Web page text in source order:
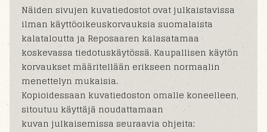
Näiden sivujen kuvatiedostot ovat julkaistavissa
ilman käyttöoikeuskorvauksia suomalaista
kalataloutta ja Reposaaren kalasatamaa
koskevassa tiedotuskäytössä. Kaupallisen käytön
korvaukset määritellään erikseen normaalin
menettelyn mukaisia.
Kopioidessaan kuvatiedoston omalle koneelleen,
sitoutuu käyttäjä noudattamaan
kuvan julkaisemissa seuraavia ohjeita: